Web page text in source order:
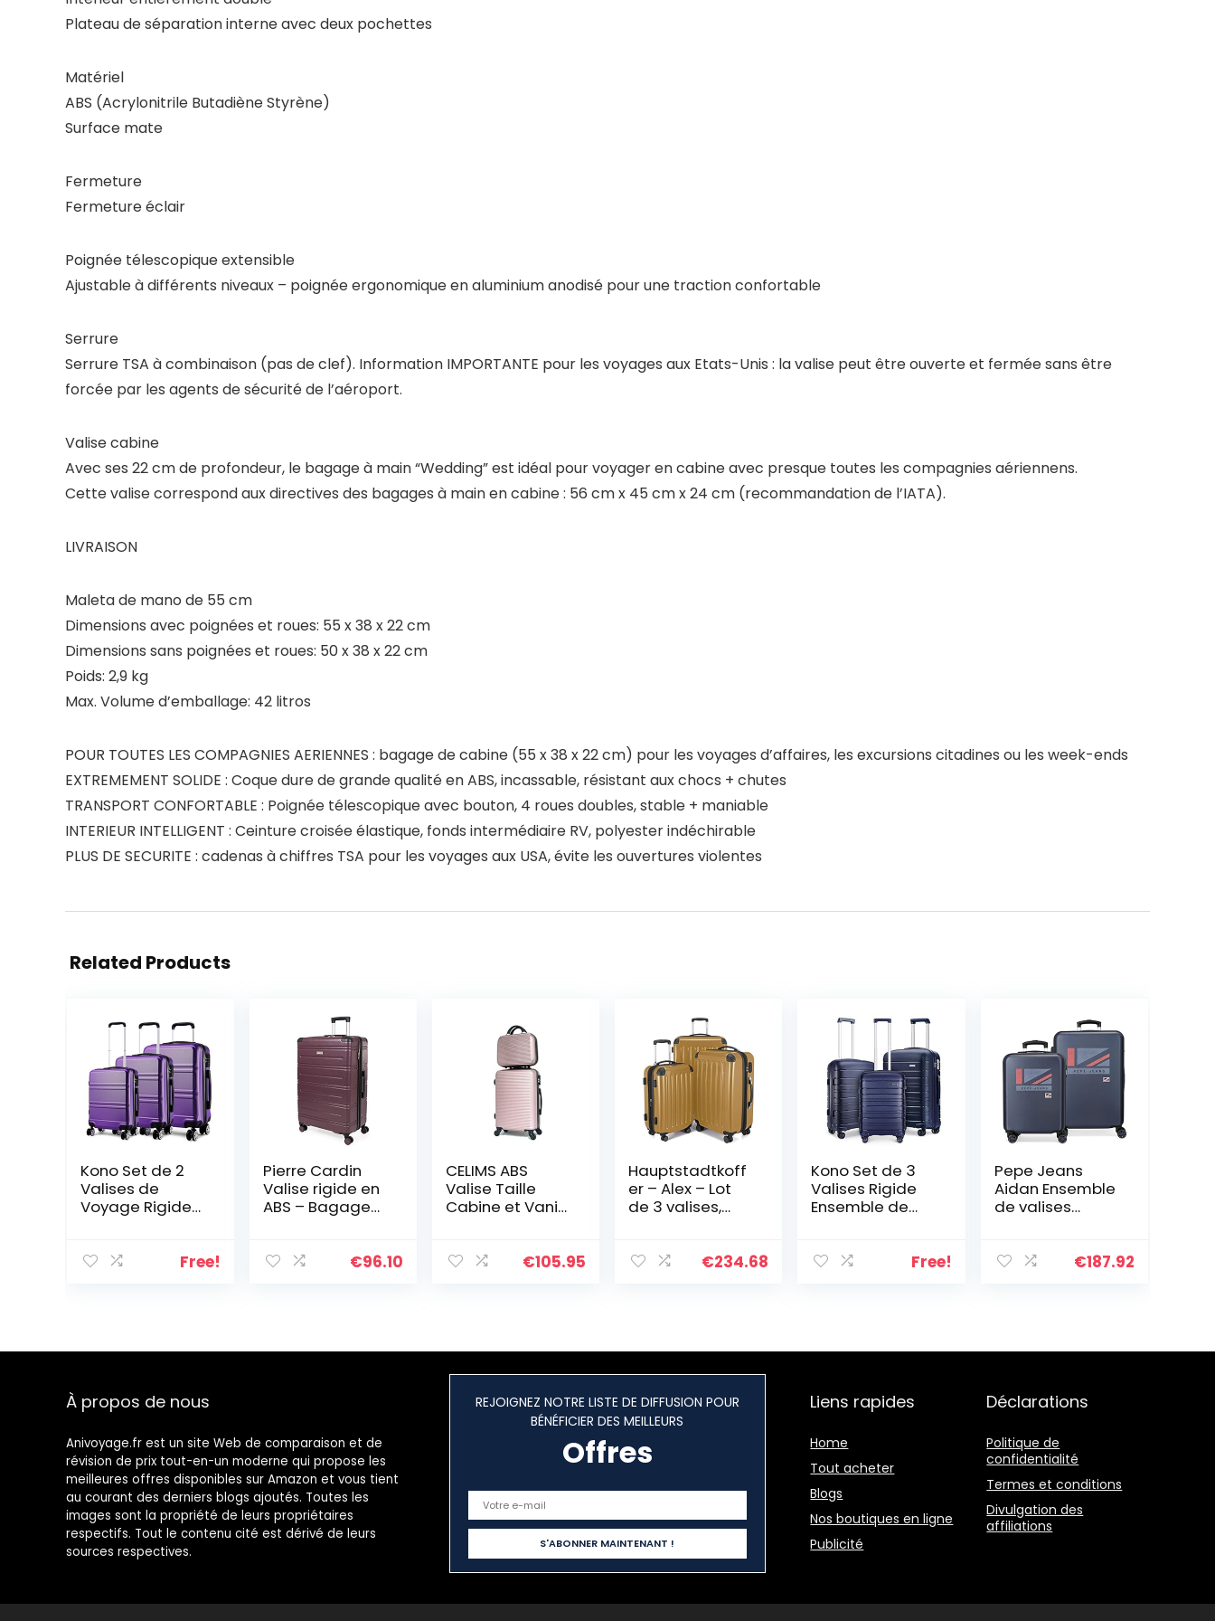
Plateau de séparation interne avec deux pochettes
Matériel
ABS (Acrylonitrile Butadiène Styrène)
Surface mate
Fermeture
Fermeture éclair
Poignée télescopique extensible
Ajustable à différents niveaux – poignée ergonomique en aluminium anodisé pour une traction confortable
Serrure
Serrure TSA à combinaison (pas de clef). Information IMPORTANTE pour les voyages aux Etats-Unis : la valise peut être ouverte et fermée sans être
forcée par les agents de sécurité de l’aéroport.
Valise cabine
Avec ses 22 cm de profondeur, le bagage à main “Wedding” est idéal pour voyager en cabine avec presque toutes les compagnies aériennens.
Cette valise correspond aux directives des bagages à main en cabine : 56 cm x 45 cm x 24 cm (recommandation de l’IATA).
LIVRAISON
Maleta de mano de 55 cm
Dimensions avec poignées et roues: 55 x 38 x 22 cm
Dimensions sans poignées et roues: 50 x 38 x 22 cm
Poids: 2,9 kg
Max. Volume d’emballage: 42 litros
POUR TOUTES LES COMPAGNIES AERIENNES : bagage de cabine (55 x 38 x 22 cm) pour les voyages d’affaires, les excursions citadines ou les week-ends
EXTREMEMENT SOLIDE : Coque dure de grande qualité en ABS, incassable, résistant aux chocs + chutes
TRANSPORT CONFORTABLE : Poignée télescopique avec bouton, 4 roues doubles, stable + maniable
INTERIEUR INTELLIGENT : Ceinture croisée élastique, fonds intermédiaire RV, polyester indéchirable
PLUS DE SECURITE : cadenas à chiffres TSA pour les voyages aux USA, évite les ouvertures violentes
Related Products
Kono Set de 2
Valises de
Voyage Rigide
Légere à 4
Free!
Pierre Cardin
Valise rigide en
ABS – Bagage
pivotantes |
prune, L,
€96.10
CELIMS ABS
Valise Taille
Cabine et Vanity
€105.95
Hauptstadtkoff
er – Alex – Lot
de 3 valises,
Bagages
d’automne
€234.68
Kono Set de 3
Valises Rigide
Ensemble de
Ultra Léger à 4
+ 76cm (Marine)
Free!
Pepe Jeans
Aidan Ensemble
de valises
Fermeture à
Bagage à Main
€187.92
À propos de nous
Anivoyage.fr est un site Web de comparaison et de
révision de prix tout-en-un moderne qui propose les
meilleures offres disponibles sur Amazon et vous tient
au courant des derniers blogs ajoutés. Toutes les
images sont la propriété de leurs propriétaires
respectifs. Tout le contenu cité est dérivé de leurs
sources respectives.
REJOIGNEZ NOTRE LISTE DE DIFFUSION POUR
BÉNÉFICIER DES MEILLEURS
Offres
Liens rapides
Home
Tout acheter
Blogs
Nos boutiques en ligne
Publicité
Déclarations
Politique de
confidentialité
Termes et conditions
Divulgation des
affiliations